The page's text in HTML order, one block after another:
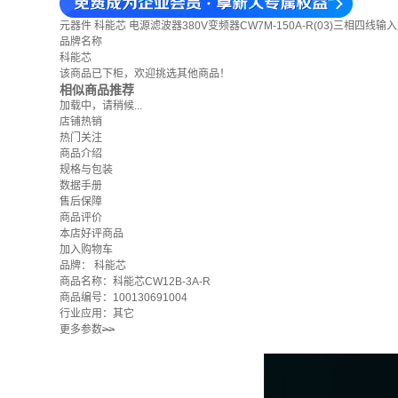
元器件 科能芯 电源滤波器380V变频器CW7M-150A-R(03)三相四线输
品牌名称
科能芯
该商品已下柜，欢迎挑选其他商品！
相似商品推荐
加载中，请稍候...
店铺热销
热门关注
商品介绍
规格与包装
数据手册
售后保障
商品评价
本店好评商品
加入购物车
品牌： 科能芯
商品名称：科能芯CW12B-3A-R
商品编号：100130691004
行业应用：其它
更多参数>>